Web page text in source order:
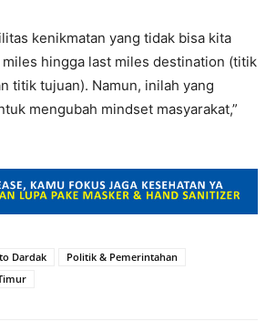
kenikmatan yang tidak bisa kita
hingga last miles destination (titik
titik tujuan). Namun, inilah yang
mengubah mindset masyarakat,”
Dardak
Politik & Pemerintahan